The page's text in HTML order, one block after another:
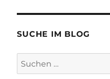
SUCHE IM BLOG
Suchen
nach: